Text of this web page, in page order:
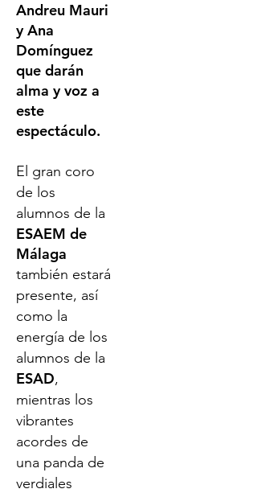
Andreu Mauri
y Ana
Domínguez
que darán
alma y voz a
este
espectáculo.
El gran coro
de los
alumnos de la
ESAEM de
Málaga
también estará
presente, así
como la
energía de los
alumnos de la
ESAD,
mientras los
vibrantes
acordes de
una panda de
verdiales